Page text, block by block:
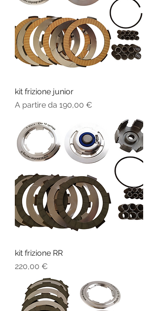
kit frizione junior
A partire da 190,00 €
Prezzo scontato
kit frizione RR
Prezzo
220,00 €